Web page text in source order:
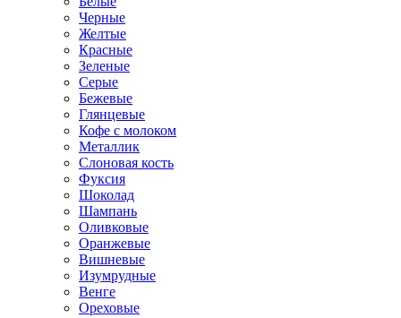
Черные
Желтые
Красные
Зеленые
Серые
Бежевые
Глянцевые
Кофе с молоком
Металлик
Слоновая кость
Фуксия
Шоколад
Шампань
Оливковые
Оранжевые
Вишневые
Изумрудные
Венге
Ореховые